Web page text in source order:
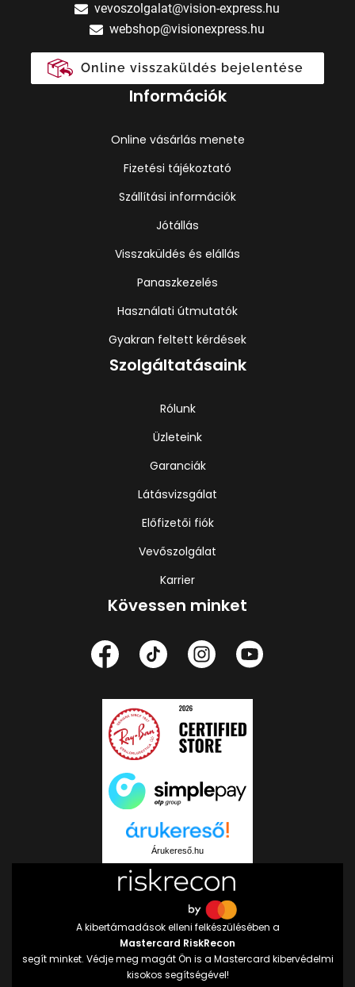
vevoszolgalat@vision-express.hu
webshop@visionexpress.hu
Online visszaküldés bejelentése
Információk
Online vásárlás menete
Fizetési tájékoztató
Szállítási információk
Jótállás
Visszaküldés és elállás
Panaszkezelés
Használati útmutatók
Gyakran feltett kérdések
Szolgáltatásaink
Rólunk
Üzleteink
Garanciák
Látásvizsgálat
Előfizetői fiók
Vevőszolgálat
Karrier
Kövessen minket
Árukereső.hu
A kibertámadások elleni felkészülésében a
Mastercard RiskRecon
segít minket. Védje meg magát Ön is a Mastercard kibervédelmi
kisokos segítségével!